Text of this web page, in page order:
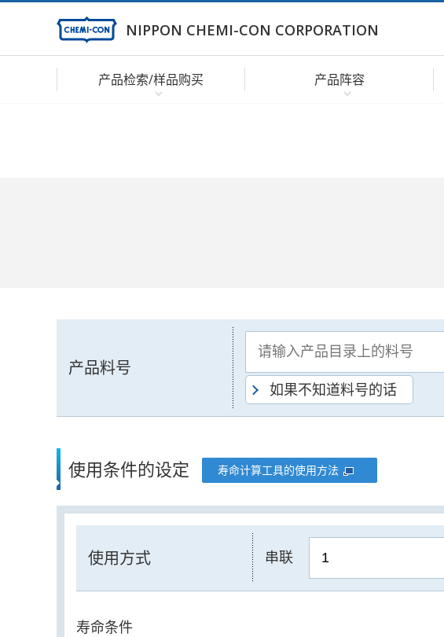
NIPPON CHEMI-CON CORPORATION
产品检索/样品购买 产品阵容
产品料号
如果不知道料号的话
使用条件的设定 寿命计算工具的使用方法
使用方式 串联
寿命条件